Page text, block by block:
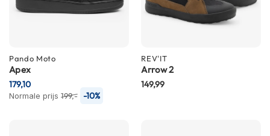
n
k
h
e
l
Pando Moto
Apex
Normale prijs 199,- -10%
179,10
REV'IT
Arrow 2
149,99